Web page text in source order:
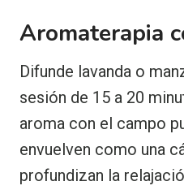
Aromaterapia
Difunde lavanda o
sesión de 15 a 20
aroma con el campo
envuelven como una
profundizan la